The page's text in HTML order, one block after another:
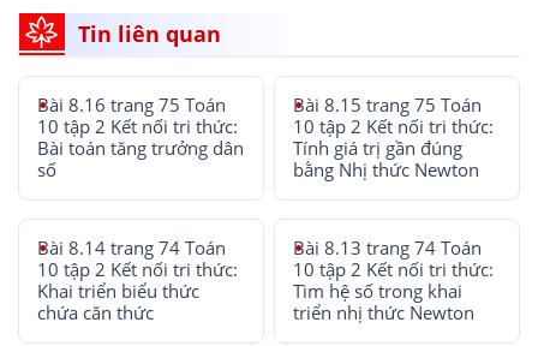
Tin liên quan
Bài 8.16 trang 75 Toán
10 tập 2 Kết nối tri thức:
Bài toán tăng trưởng dân
số
Bài 8.15 trang 75 Toán
10 tập 2 Kết nối tri thức:
Tính giá trị gần đúng
bằng Nhị thức Newton
Bài 8.14 trang 74 Toán
10 tập 2 Kết nối tri thức:
Khai triển biểu thức
chứa căn thức
Bài 8.13 trang 74 Toán
10 tập 2 Kết nối tri thức:
Tìm hệ số trong khai
triển nhị thức Newton